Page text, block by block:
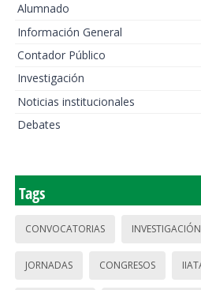
Alumnado
Información General
Contador Público
Investigación
Noticias institucionales
Debates
Tags
CONVOCATORIAS INVESTIGACIÓN
JORNADAS CONGRESOS